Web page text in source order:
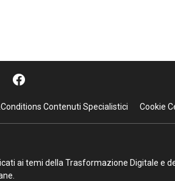
Contenuti Specialistici Cookie
ai temi della Trasformazione Digitale e